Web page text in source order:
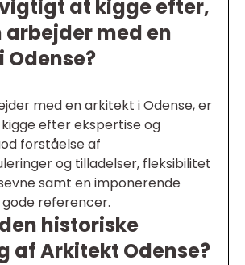
at kigge efter,
arbejder med en
med en arkitekt i Odense, er
efter ekspertise og
forståelse af
og tilladelser, fleksibilitet
samt en imponerende
referencer.
historiske
af Arkitekt Odense?